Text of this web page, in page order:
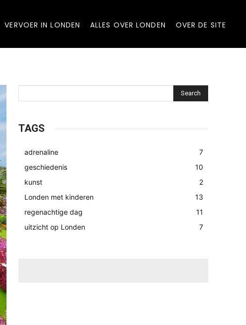
VERVOER IN LONDEN ALLES OVER LONDEN OVER DE SITE
Search
TAGS
adrenaline
7
geschiedenis
10
kunst
2
Londen met kinderen
13
regenachtige dag
11
uitzicht op Londen
7